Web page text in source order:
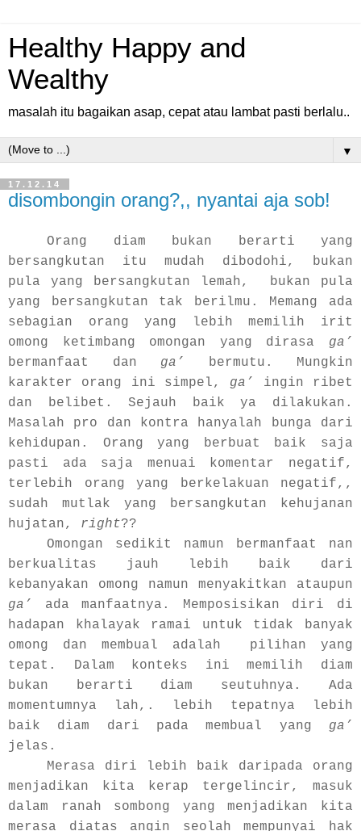
Healthy Happy and
Wealthy
masalah itu bagaikan asap, cepat atau lambat pasti berlalu..
▼
17.12.14
disombongin orang?,, nyantai aja sob!
Orang diam bukan berarti yang
bersangkutan itu mudah dibodohi, bukan
pula yang bersangkutan lemah, bukan pula
yang bersangkutan tak berilmu. Memang ada
sebagian orang yang lebih memilih irit
omong ketimbang omongan yang dirasa ga’
bermanfaat dan ga’
bermutu. Mungkin
karakter orang ini simpel,
ga’
ingin ribet
dan belibet. Sejauh baik ya dilakukan.
Masalah pro dan kontra hanyalah bunga dari
kehidupan. Orang yang berbuat baik saja
pasti ada saja menuai komentar negatif,
terlebih orang yang berkelakuan negatif,,
sudah mutlak yang bersangkutan kehujanan
hujatan, right??
Omongan sedikit namun bermanfaat nan
berkualitas jauh lebih baik dari
kebanyakan omong namun menyakitkan ataupun
ga’
ada manfaatnya. Memposisikan diri di
hadapan khalayak ramai untuk tidak banyak
omong dan membual adalah pilihan yang
tepat. Dalam konteks ini memilih diam
bukan berarti diam seutuhnya. Ada
momentumnya lah,. lebih tepatnya lebih
baik diam dari pada membual yang ga’
jelas.
Merasa diri lebih baik daripada orang
menjadikan kita kerap tergelincir, masuk
dalam ranah sombong yang menjadikan kita
merasa diatas angin seolah mempunyai hak